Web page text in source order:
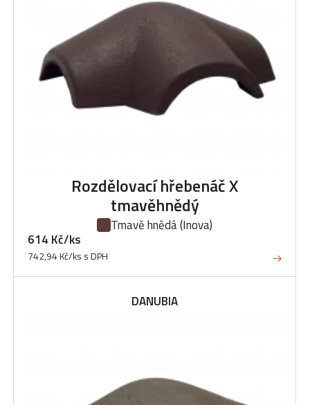
Rozdělovací hřebenáč X
tmavěhnědý
Tmavě hnědá(Inova)
614 Kč/ks
742,94 Kč/ks s DPH
DANUBIA